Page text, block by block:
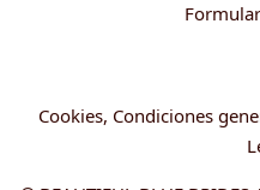
Cookies, Condiciones